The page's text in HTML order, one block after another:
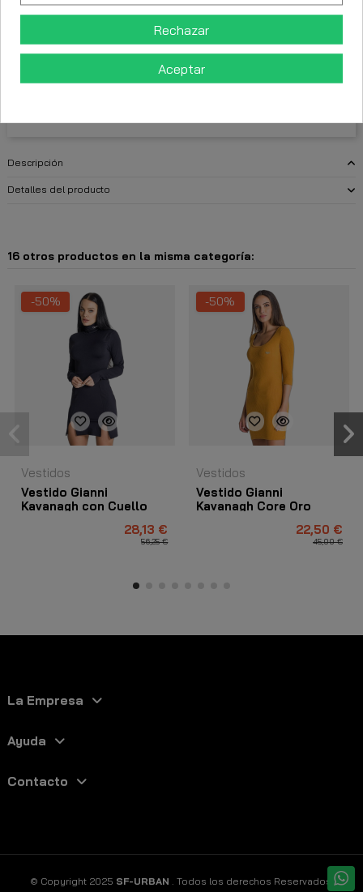
FECHA ESTIMADA DE ENTREGA:
CttExpress 24/48h -Miércoles 12 Agosto, 2026
Descripción
Detalles del producto
16 otros productos en la misma categoría:
-50%
Vestidos
Vestido Gianni
Kavanagh con Cuello
28,13 €
56,25 €
-50%
Vestidos
Vestido Gianni
Kavanagh Core Oro
22,50 €
45,00 €
La Empresa
Ayuda
Contacto
© Copyright 2025 SF-URBAN . Todos los derechos Reservados.
Rechazar
Aceptar